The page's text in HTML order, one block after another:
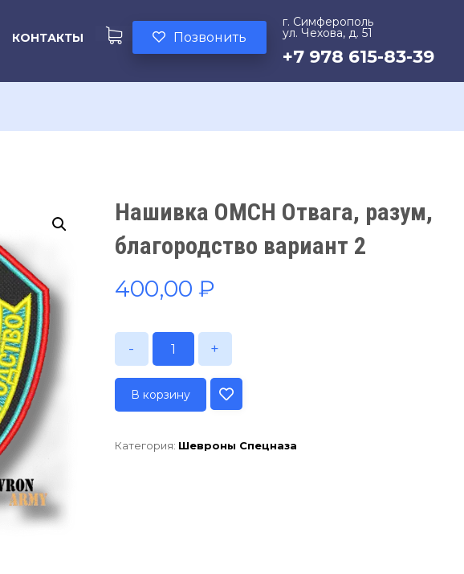
г. Симферополь
ул. Чехова, д. 51
+7 978 615-83-39
Позвонить
КОНТАКТЫ
Нашивка ОМСН Отвага, разум,
благородство вариант 2
400,00 ₽
- +
В корзину
Категория: Шевроны Спецназа